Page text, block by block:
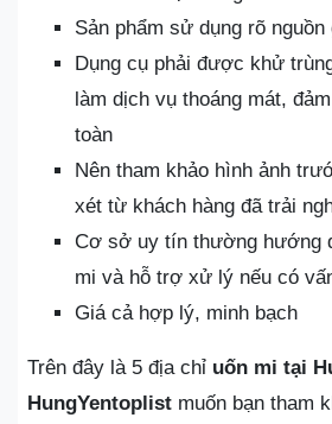
Sản phẩm sử dụng rõ nguồn
Dụng cụ phải được khử
làm dịch vụ thoáng mát,
toàn
Nên tham khảo hình ảnh
xét từ khách hàng đã trải
Cơ sở uy tín thường hướng
mi và hỗ trợ xử lý nếu có
Giá cả hợp lý, minh bạch
Trên đây là 5 địa chỉ uốn mi tại
HungYentoplist muốn bạn tham